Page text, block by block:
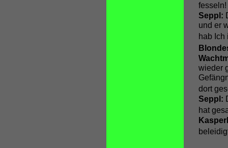
fesseln!
Seppl:
und er
hab Ich
wieder
dort
Seppl:
hat